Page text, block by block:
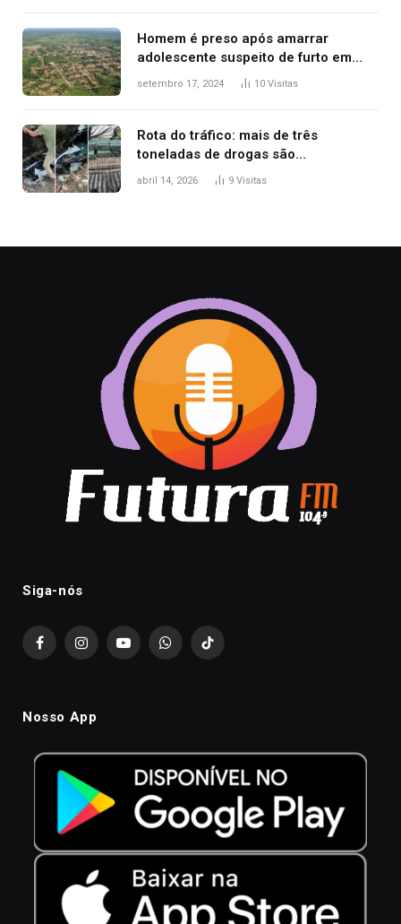
Homem é preso após amarrar
adolescente suspeito de furto em
estaca de cerca e agredi-lo
setembro 17, 2024 10 Visitas
Rota do tráfico: mais de três
toneladas de drogas são
apreendidas no TO em três meses
abril 14, 2026 9 Visitas
Siga-nós
FacebookInstagramYouTubeWhatsAppTikTok
Nosso App